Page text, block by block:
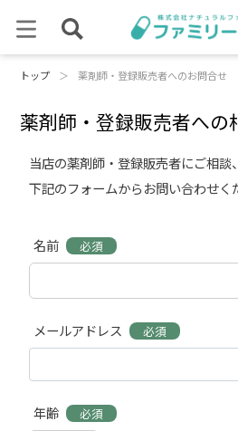
トップ ＞ 薬剤師・登録販売者へのお問合せ
薬剤師・登録販売者への
当店の薬剤師・登録販売者にご相談
下記のフォームからお問い合わせく
名前 必須
メールアドレス 必須
年齢 必須